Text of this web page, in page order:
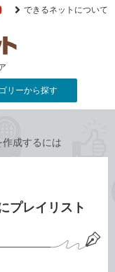
YouTube
できるネットについて
リーから探す
成するには
プレイリスト